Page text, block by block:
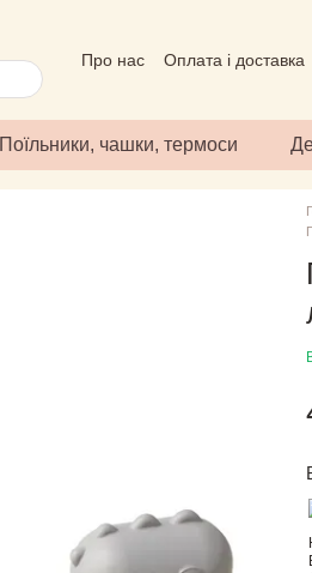
Про нас Оплата і доставка
Поїльники, чашки, термоси